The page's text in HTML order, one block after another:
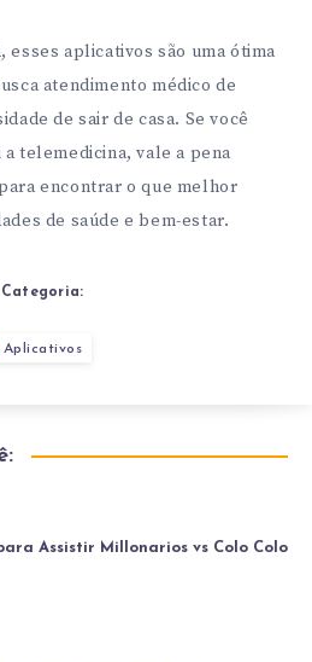
esses aplicativos são uma ótima
atendimento médico de
de sair de casa. Se você
telemedicina, vale a pena
encontrar o que melhor
de saúde e bem-estar.
Categoria:
Aplicativos
Assistir Millonarios vs Colo Colo